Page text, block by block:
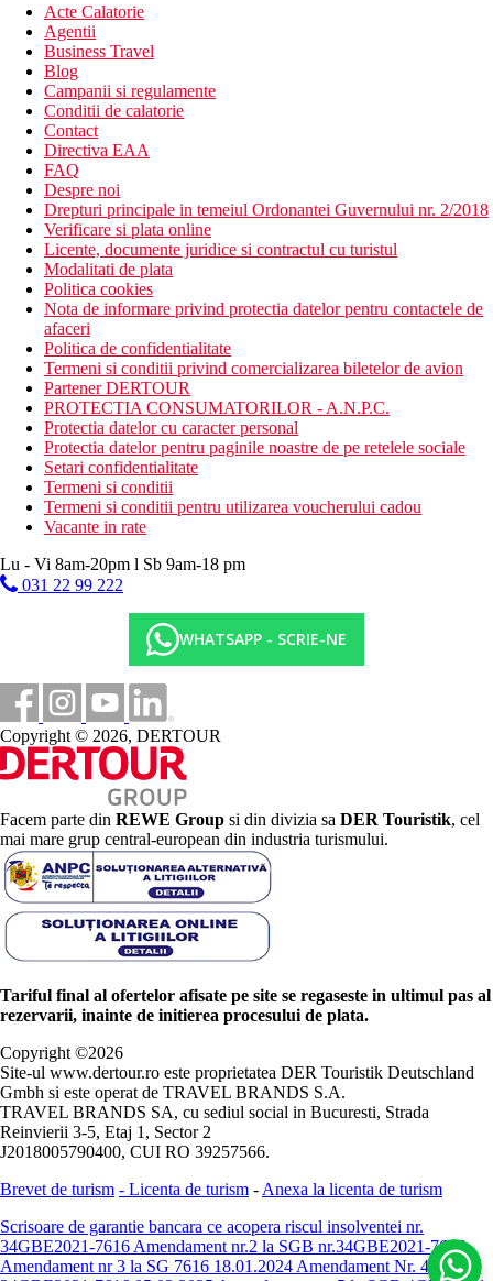
Acte Calatorie
Agentii
Business Travel
Blog
Campanii si regulamente
Conditii de calatorie
Contact
Directiva EAA
FAQ
Despre noi
Drepturi principale in temeiul Ordonantei Guvernului nr. 2/2018
Verificare si plata online
Licente, documente juridice si contractul cu turistul
Modalitati de plata
Politica cookies
Nota de informare privind protectia datelor pentru contactele de
afaceri
Politica de confidentialitate
Termeni si conditii privind comercializarea biletelor de avion
Partener DERTOUR
PROTECTIA CONSUMATORILOR - A.N.P.C.
Protectia datelor cu caracter personal
Protectia datelor pentru paginile noastre de pe retelele sociale
Setari confidentialitate
Termeni si conditii
Termeni si conditii pentru utilizarea voucherului cadou
Vacante in rate
Lu - Vi 8am-20pm l Sb 9am-18 pm
031 22 99 222
WHATSAPP - SCRIE-NE
Copyright © 2026, DERTOUR
Facem parte din REWE Group si din divizia sa DER Touristik, cel
mai mare grup central-european din industria turismului.
Tariful final al ofertelor afisate pe site se regaseste in ultimul pas al
rezervarii, inainte de initierea procesului de plata.
Copyright ©2026
Site-ul www.dertour.ro este proprietatea DER Touristik Deutschland
Gmbh si este operat de TRAVEL BRANDS S.A.
TRAVEL BRANDS SA, cu sediul social in Bucuresti, Strada
Reinvierii 3-5, Etaj 1, Sector 2
J2018005790400, CUI RO 39257566.
Brevet de turism - Licenta de turism - Anexa la licenta de turism
Scrisoare de garantie bancara ce acopera riscul insolventei nr.
34GBE2021-7616 Amendament nr.2 la SGB nr.34GBE2021-7616
Amendament nr 3 la SG 7616 18.01.2024 Amendament Nr. 4 -